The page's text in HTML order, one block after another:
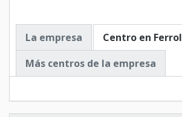
La empresa
Centro en Ferrol
Más centros de la empresa